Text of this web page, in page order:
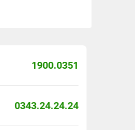
1900.0351
0343.24.24.24